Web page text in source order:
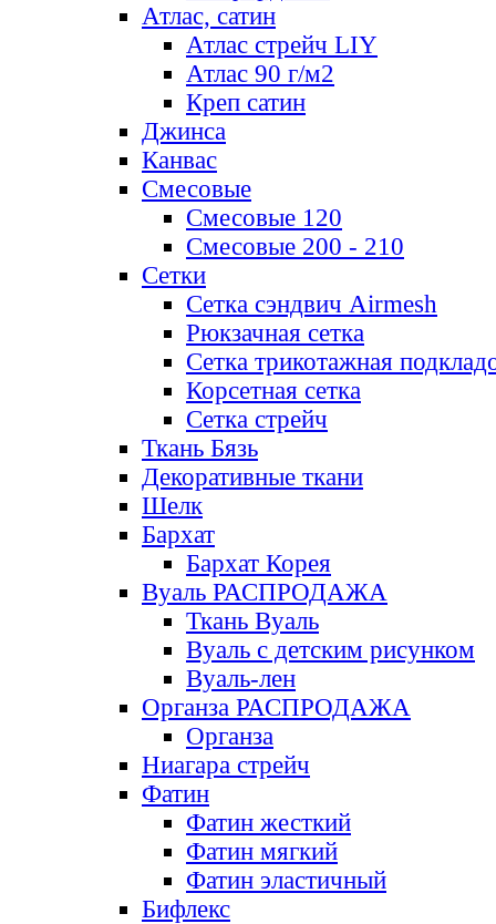
Атлас, сатин
Атлас стрейч LIY
Атлас 90 г/м2
Креп сатин
Джинса
Канвас
Смесовые
Смесовые 120
Смесовые 200 - 210
Сетки
Сетка сэндвич Airmesh
Рюкзачная сетка
Сетка трикотажная
Корсетная сетка
Сетка стрейч
Ткань Бязь
Декоративные ткани
Шелк
Бархат
Бархат Корея
Вуаль РАСПРОДАЖА
Ткань Вуаль
Вуаль с детским рисунком
Вуаль-лен
Органза РАСПРОДАЖА
Органза
Ниагара стрейч
Фатин
Фатин жесткий
Фатин мягкий
Фатин элаcтичный
Бифлекс